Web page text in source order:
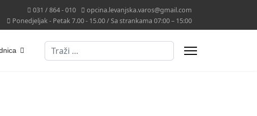
031 / 864 - 010
opcina.levanjska.varos@gmail.com
Ponedjeljak - Petak 7.00 - 15.00 / Sa strankama 07:00 – 15:00
Traži